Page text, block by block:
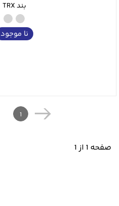
بند TRX
نا موجود
1
صفحه 1 از 1